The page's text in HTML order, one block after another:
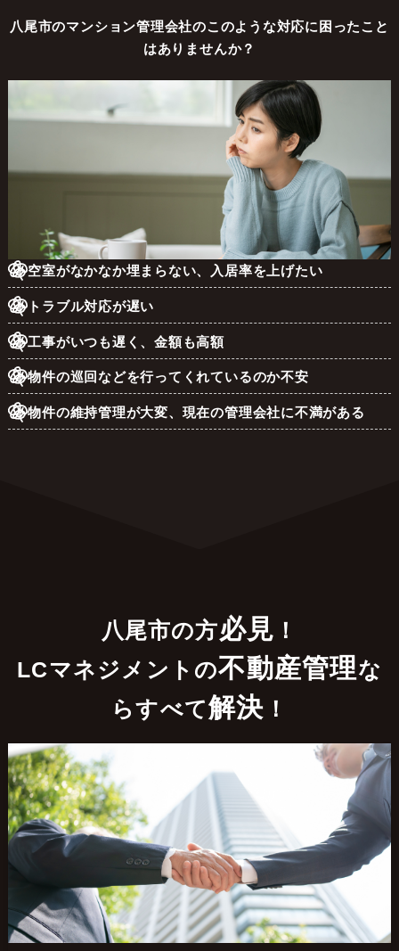
八尾市のマンション管理会社のこのような対応に困ったこと
はありませんか？
空室がなかなか埋まらない、入居率を上げたい
トラブル対応が遅い
工事がいつも遅く、金額も高額
物件の巡回などを行ってくれているのか不安
物件の維持管理が大変、現在の管理会社に不満がある
八尾市の方必見 ！
LCマネジメントの不動産管理な
らすべて解決 ！